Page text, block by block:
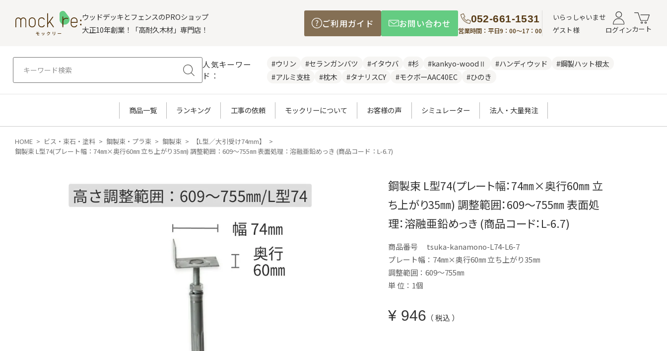
ウッドデッキとフェンスのPROショップ
大正10年創業！「高耐久木材」専門店！
ご利用ガイド お問い合わせ 052-661-1531
営業時間：平日9：00～17：00
いらっしゃいませ
ゲスト様
ログインカート
人気キーワー
ド：
#ウリン #セランガンバツ #イタウバ #杉 #kankyo-woodⅡ #ハンディウッド
#鋼製ハット根太
#アルミ支柱
#枕木 #タナリスCY #モクボーAAC40EC #ひのき
商品一覧 ランキング 工事の依頼 モックリーについて お客様の声 シミュレーター 法人・大量発注
HOME ビス・束石・塗料 鋼製束・プラ束 鋼製束
【L型／大引受け74mm】
鋼製束 L型74(プレート幅：74㎜×奥行60㎜ 立ち上がり35㎜) 調整範囲：609～755㎜ 表面処理：溶融亜鉛めっき (商品コード：L-6.7)
鋼製束 L型74(プレート幅：74㎜×奥行60㎜ 立
ち上がり35㎜) 調整範囲：609～755㎜ 表面処
理：溶融亜鉛めっき (商品コード：L-6.7)
商品番号
tsuka-kanamono-L74-L6-7
プレート幅：74㎜×奥行60㎜ 立ち上がり35㎜
調整範囲：609～755㎜
単 位：1個
¥ 946 税込